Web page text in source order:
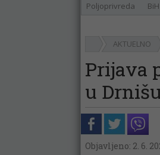
Poljoprivreda BiH
AKTUELNO
Prijava
u
Objavljeno: 2. 6.